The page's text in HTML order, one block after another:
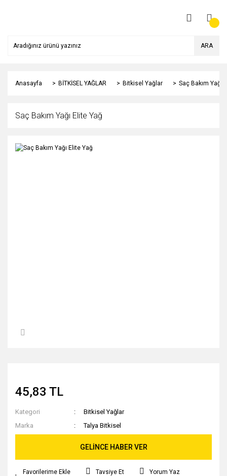
ARA
Anasayfa BİTKİSEL YAĞLAR Bitkisel Yağlar Saç Bakım Yağı
Saç Bakım Yağı Elite Yağ
45,83 TL
Kategori
Bitkisel Yağlar
Marka
Talya Bitkisel
GELİNCE HABER VER
Tavsiye Et Yorum Yaz